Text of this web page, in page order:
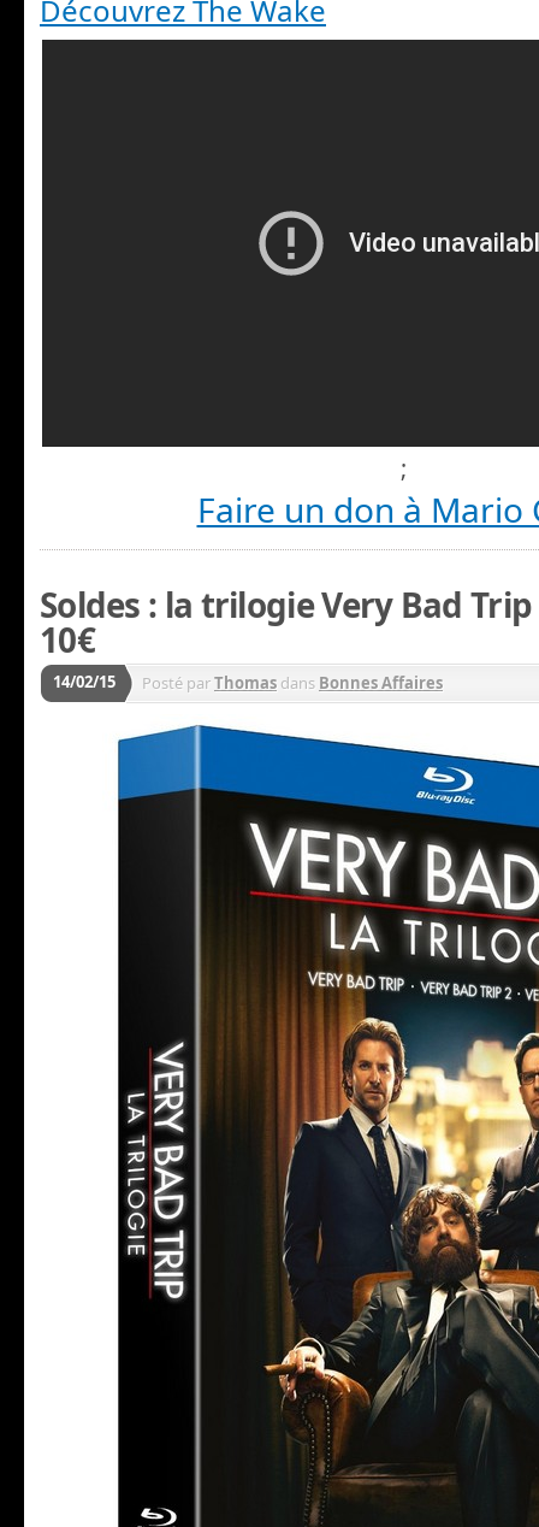
Découvrez The Wake
;
Faire un don à Mario
Soldes : la trilogie Very Bad
10€
14/02/15 Posté parThomas dans Bonnes Affaires